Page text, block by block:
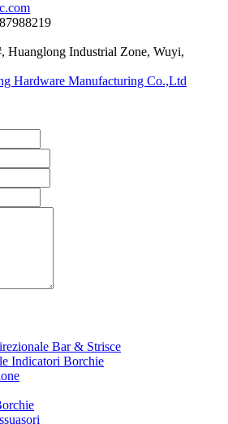
Huanglong Industrial Zone, Wuyi,
Bar & Strisce
Indicatori Borchie